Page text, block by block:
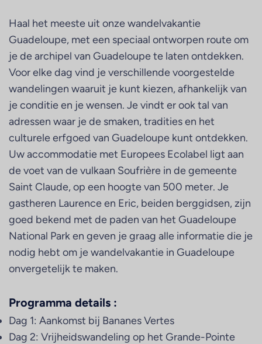
Haal het meeste uit onze wandelvakantie
Guadeloupe, met een speciaal ontworpen route om
je de archipel van Guadeloupe te laten ontdekken.
Voor elke dag vind je verschillende voorgestelde
wandelingen waaruit je kunt kiezen, afhankelijk van
je conditie en je wensen. Je vindt er ook tal van
adressen waar je de smaken, tradities en het
culturele erfgoed van Guadeloupe kunt ontdekken.
Uw accommodatie met Europees Ecolabel ligt aan
de voet van de vulkaan Soufrière in de gemeente
Saint Claude, op een hoogte van 500 meter. Je
gastheren Laurence en Eric, beiden berggidsen, zijn
goed bekend met de paden van het Guadeloupe
National Park en geven je graag alle informatie die je
nodig hebt om je wandelvakantie in Guadeloupe
onvergetelijk te maken.
Programma details :
Dag 1: Aankomst bij Bananes Vertes
Dag 2: Vrijheidswandeling op het Grande-Pointe